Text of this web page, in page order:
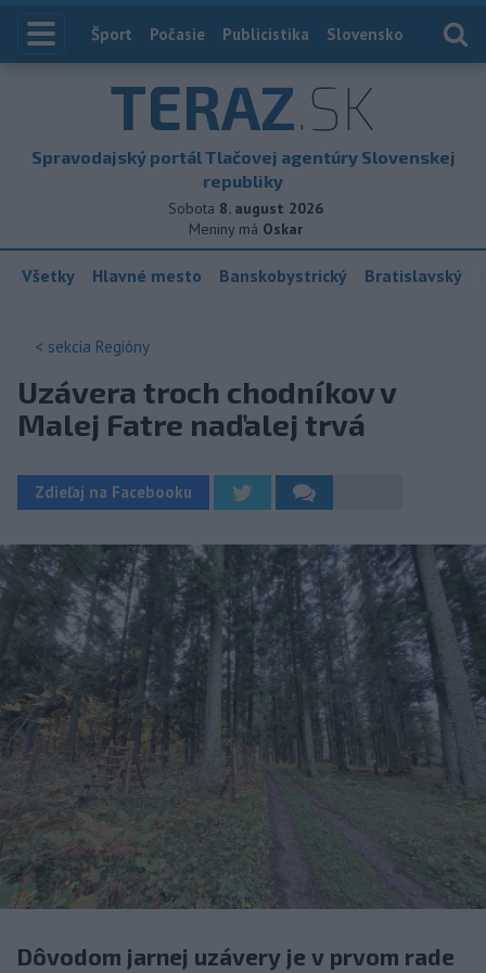
Index
Šport Počasie Publicistika Slovensko
TERAZ.SK
Spravodajský portál Tlačovej agentúry Slovenskej
republiky
Sobota 8. august 2026
Meniny má Oskar
Všetky Hlavné mesto Banskobystrický Bratislavský
< sekcia Regióny
Uzávera troch chodníkov v
Malej Fatre naďalej trvá
Zdieľaj na Facebooku
Dôvodom jarnej uzávery je v prvom rade